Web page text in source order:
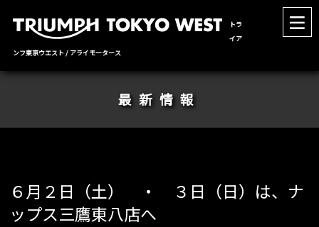
トラ
イア
ンフ東京ウエスト / アライモータース
最新情報
６月２日（土） ・ ３日（日）は、ナ
ップス三鷹東八店へ